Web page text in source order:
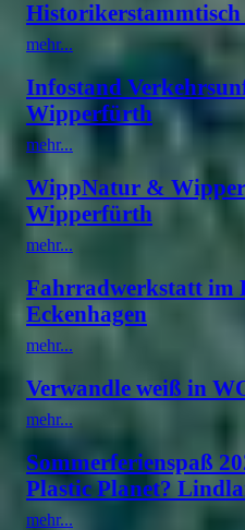
mehr...
Infostand
Wipperfürth
mehr...
WippNatur &
Wipperfürth
mehr...
Fahrradwerkstatt im
Eckenhagen
mehr...
Verwandle weiß in
mehr...
Sommerferienspaß
Plastic Planet?
mehr...